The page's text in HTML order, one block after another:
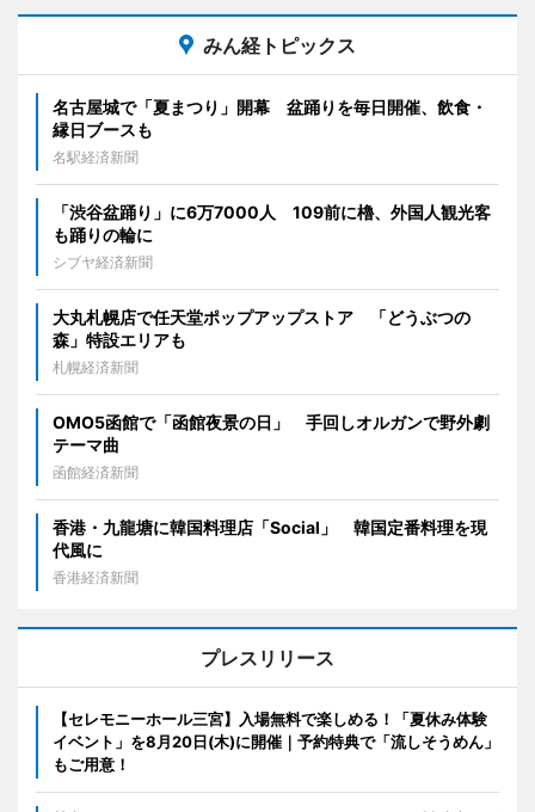
みん経トピックス
名古屋城で「夏まつり」開幕 盆踊りを毎日開催、飲食・
縁日ブースも
名駅経済新聞
「渋谷盆踊り」に6万7000人 109前に櫓、外国人観光客
も踊りの輪に
シブヤ経済新聞
大丸札幌店で任天堂ポップアップストア 「どうぶつの
森」特設エリアも
札幌経済新聞
OMO5函館で「函館夜景の日」 手回しオルガンで野外劇
テーマ曲
函館経済新聞
香港・九龍塘に韓国料理店「Social」 韓国定番料理を現
代風に
香港経済新聞
プレスリリース
【セレモニーホール三宮】入場無料で楽しめる！「夏休み体験
イベント」を8月20日(木)に開催｜予約特典で「流しそうめん」
もご用意！